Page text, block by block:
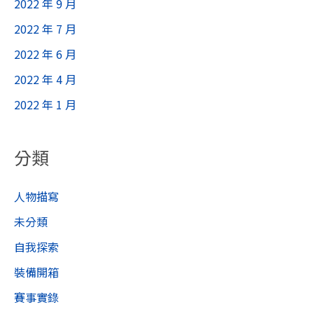
2022 年 7 月
2022 年 6 月
2022 年 4 月
2022 年 1 月
分類
人物描寫
未分類
自我探索
裝備開箱
賽事實錄